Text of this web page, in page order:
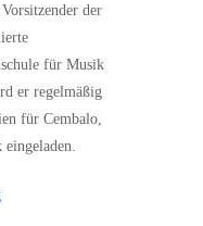
der
für Musik
er regelmäßig
für Cembalo,